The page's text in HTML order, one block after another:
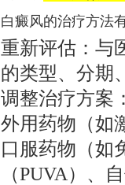
白癜风的治疗方法
重新评估：与
的类型、分期
调整治疗方案
外用药物（如
口服药物（如
（PUVA）、